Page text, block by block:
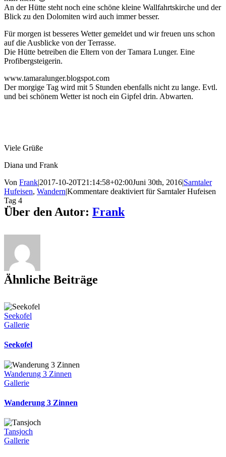
An der Hütte steht noch eine schöne kleine Wallfahrtskirche und der
Blick zu den Dolomiten wird auch immer besser.
Für morgen ist besseres Wetter gemeldet und wir freuen uns schon
auf die Ausblicke von der Terrasse.
Die Hütte betreiben die Eltern von der Tamara Lunger. Eine
Profibergsteigerin.
www.tamaralunger.blogspot.com
Der morgige Tag wird mit 5 Stunden ebenfalls nicht zu lange. Evtl.
und bei schönem Wetter ist noch ein Gipfel drin. Abwarten.
Viele Grüße
Diana und Frank
Von Frank|2017-10-20T21:14:58+02:00Juni 30th, 2016|Sarntaler
Hufeisen, Wandern|Kommentare deaktiviert für Sarntaler Hufeisen
Tag 4
Über den Autor: Frank
Ähnliche Beiträge
Seekofel
Gallerie
Seekofel
Wanderung 3 Zinnen
Gallerie
Wanderung 3 Zinnen
Tansjoch
Gallerie